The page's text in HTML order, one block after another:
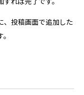
、投稿画面で追加した